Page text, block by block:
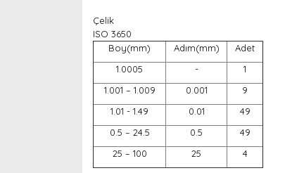
Çelik
ISO 3650
Boy(mm)
Adım(mm)
Adet
1.0005
-
1
1.001 – 1.009
0.001
9
1.01 - 1.49
0.01
49
0.5 – 24.5
0.5
49
25 – 100
25 4